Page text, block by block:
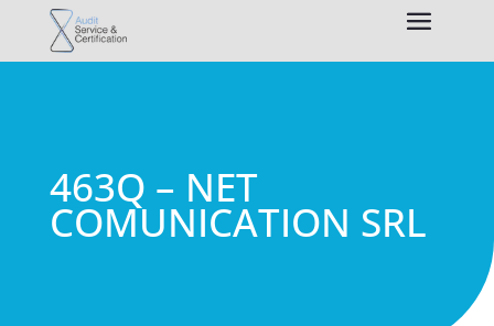
463Q – NET
COMUNICATION SRL